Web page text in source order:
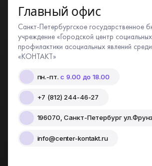
Главный офис
Санкт-Петербургское государственное
учреждение «Городской центр
профилактики асоциальных явлений
«КОНТАКТ»
пн.-пт.с 9.00 до 18.00
+7 (812) 244-46-27
196070, Санкт-Петербург
info@center-kontakt.ru